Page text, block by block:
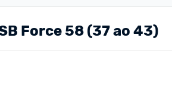
Force 58 (37 ao 43)